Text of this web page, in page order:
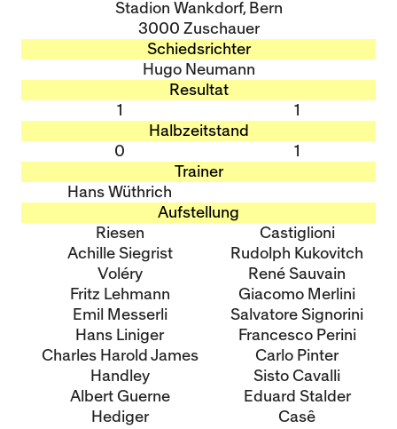
Stadion Wankdorf, Bern
3000 Zuschauer
Schiedsrichter
Hugo Neumann
Resultat
1
1
Halbzeitstand
0
1
Trainer
Hans Wüthrich
Aufstellung
Riesen
Achille Siegrist
Voléry
Fritz Lehmann
Emil Messerli
Hans Liniger
Charles Harold James
Handley
Albert Guerne
Hediger
Castiglioni
Rudolph Kukovitch
René Sauvain
Giacomo Merlini
Salvatore Signorini
Francesco Perini
Carlo Pinter
Sisto Cavalli
Eduard Stalder
Casê